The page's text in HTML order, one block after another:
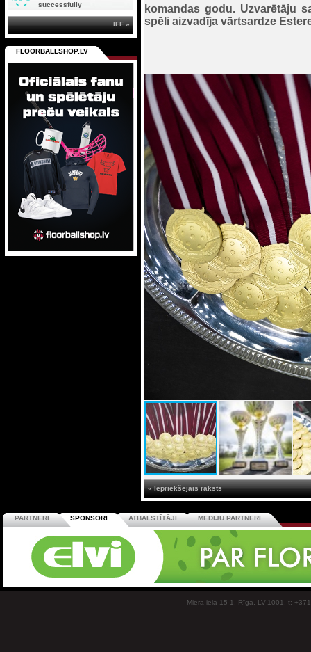
komandas godu. Uzvarētāju
spēli aizvadīja vārtsardze
« Iepriekšējais raksts
successfully
IFF »
FLOORBALLSHOP.LV
PARTNERI SPONSORI ATBALSTĪTĀJI MEDIJU PARTNERI
Miera iela 15-1, Rīga, LV-1001, t: